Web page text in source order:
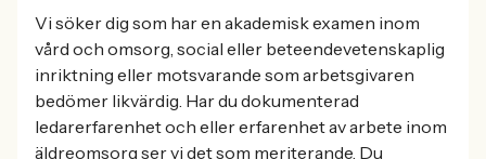
Vi söker dig som har en akademisk examen inom
vård och omsorg, social eller beteendevetenskaplig
inriktning eller motsvarande som arbetsgivaren
bedömer likvärdig. Har du dokumenterad
ledarerfarenhet och eller erfarenhet av arbete inom
äldreomsorg ser vi det som meriterande. Du